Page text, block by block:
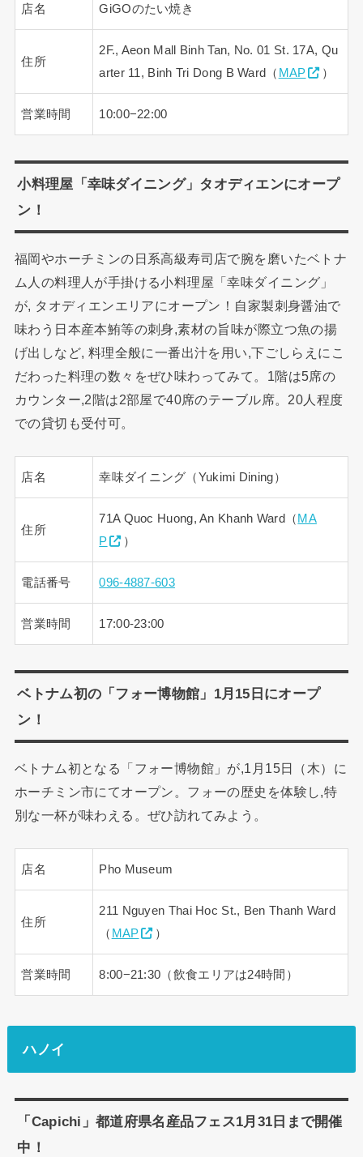
店名 GiGOのたい焼き
住所
2F., Aeon Mall Binh Tan, No. 01 St. 17A, Qu
arter 11, Binh Tri Dong B Ward（ MAP ）
営業時間 10:00−22:00
小料理屋「幸味ダイニング」タオディエンにオープ
ン！
福岡やホーチミンの日系高級寿司店で腕を磨いたベトナ
ム人の料理人が手掛ける小料理屋「幸味ダイニング」
が, タオディエンエリアにオープン！自家製刺身醤油で
味わう日本産本鮪等の刺身,素材の旨味が際立つ魚の揚
げ出しなど, 料理全般に一番出汁を用い,下ごしらえにこ
だわった料理の数々をぜひ味わってみて。1階は5席の
カウンター,2階は2部屋で40席のテーブル席。20人程度
での貸切も受付可。
店名 幸味ダイニング（Yukimi Dining）
住所
71A Quoc Huong, An Khanh Ward（ MA
P
）
電話番号 096-4887-603
営業時間 17:00-23:00
ベトナム初の「フォー博物館」1月15日にオープ
ン！
ベトナム初となる「フォー博物館」が,1月15日（木）に
ホーチミン市にてオープン。フォーの歴史を体験し,特
別な一杯が味わえる。ぜひ訪れてみよう。
店名 Pho Museum
住所
211 Nguyen Thai Hoc St., Ben Thanh Ward
（ MAP ）
営業時間 8:00−21:30（飲食エリアは24時間）
ハノイ
「Capichi」都道府県名産品フェス1月31日まで開催
中！